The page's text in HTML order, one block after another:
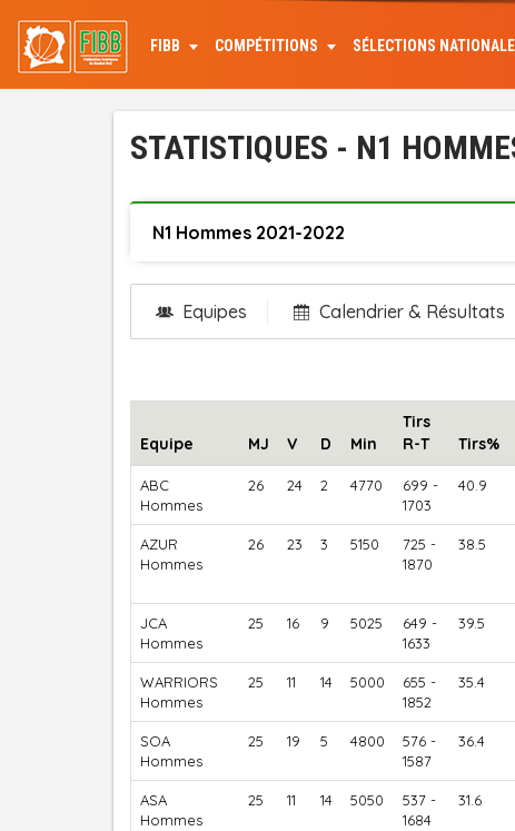
contenu
principal
FIBB COMPÉTITIONS SÉLECTIONS
STATISTIQUES - N1
N1 Hommes 2021-2022
Equipes Calendrier & Résultats
Equipe MJ V D Min
Tirs
R-T
Tirs%
ABC
Hommes
26 24 2 4770
699 -
1703
40.9
AZUR
Hommes
26 23 3 5150
725 -
1870
38.5
JCA
Hommes
25 16 9 5025
649 -
1633
39.5
WARRIORS
Hommes
25 11 14 5000
655 -
1852
35.4
SOA
Hommes
25 19 5 4800
576 -
1587
36.4
ASA
Hommes
25 11 14 5050
537 -
1684
31.6